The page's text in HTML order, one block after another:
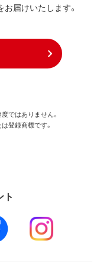
届けいたします。
ではありません。
登録商標です。
ト